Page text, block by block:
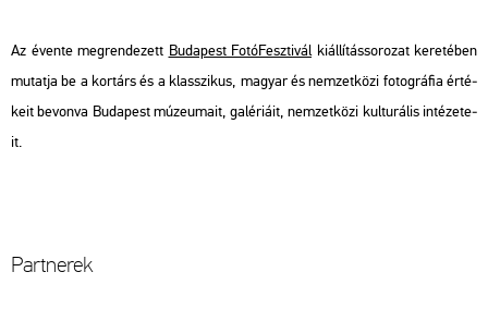
Az éven­te meg­ren­de­zett Bu­da­pest Fo­tó­Fesz­ti­válki­ál­lí­tás­so­ro­zat ke­re­té­ben
mu­tat­ja be a kor­társ és a klasszi­kus, ma­gyar és nem­zet­kö­zi fo­tog­rá­fia ér­té­
ke­it be­von­va Bu­da­pest mú­ze­u­ma­it, ga­lé­ri­á­it, nem­zet­kö­zi kul­tu­rá­lis in­té­ze­te­
it.
Part­ne­rek